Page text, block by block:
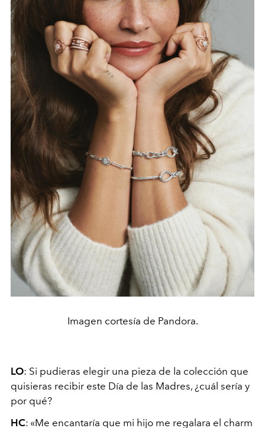
Imagen cortesía de Pandora.
LO: Si pudieras elegir una pieza de la colección que
quisieras recibir este Día de las Madres, ¿cuál sería y
por qué?
HC: «Me encantaría que mi hijo me regalara el charm